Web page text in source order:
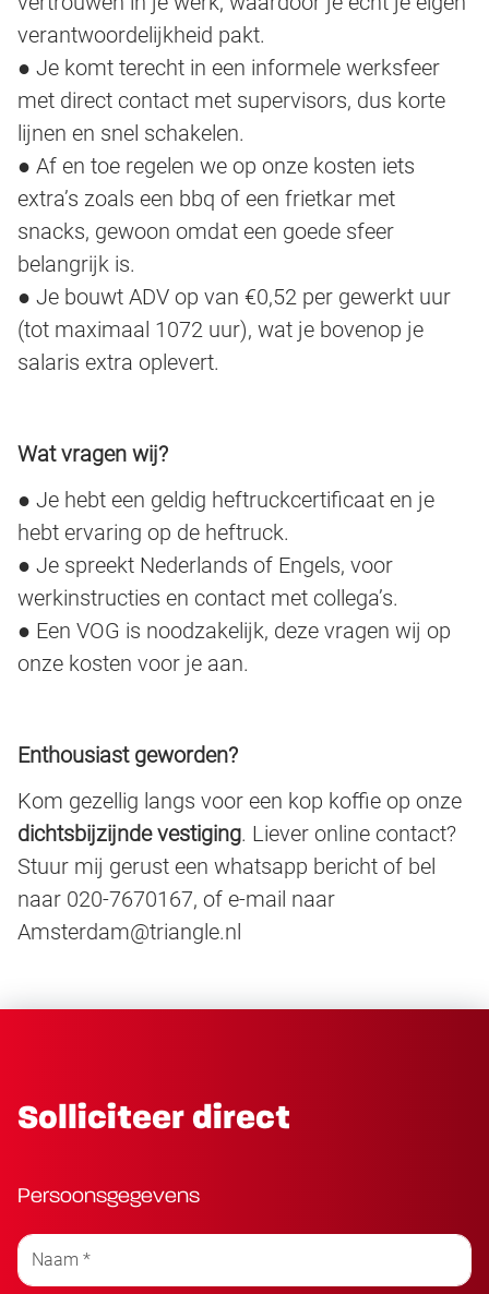
verantwoordelijkheid pakt.
● Je komt terecht in een informele werksfeer
met direct contact met supervisors, dus korte
lijnen en snel schakelen.
● Af en toe regelen we op onze kosten iets
extra’s zoals een bbq of een frietkar met
snacks, gewoon omdat een goede sfeer
belangrijk is.
● Je bouwt ADV op van €0,52 per gewerkt uur
(tot maximaal 1072 uur), wat je bovenop je
salaris extra oplevert.
Wat vragen wij?
● Je hebt een geldig heftruckcertificaat en je
hebt ervaring op de heftruck.
● Je spreekt Nederlands of Engels, voor
werkinstructies en contact met collega’s.
● Een VOG is noodzakelijk, deze vragen wij op
onze kosten voor je aan.
Enthousiast geworden?
Kom gezellig langs voor een kop koffie op onze
dichtsbijzijnde vestiging. Liever online contact?
Stuur mij gerust een whatsapp bericht of bel
naar 020-7670167, of e-mail naar
Amsterdam@triangle.nl
Solliciteer direct
Persoonsgegevens